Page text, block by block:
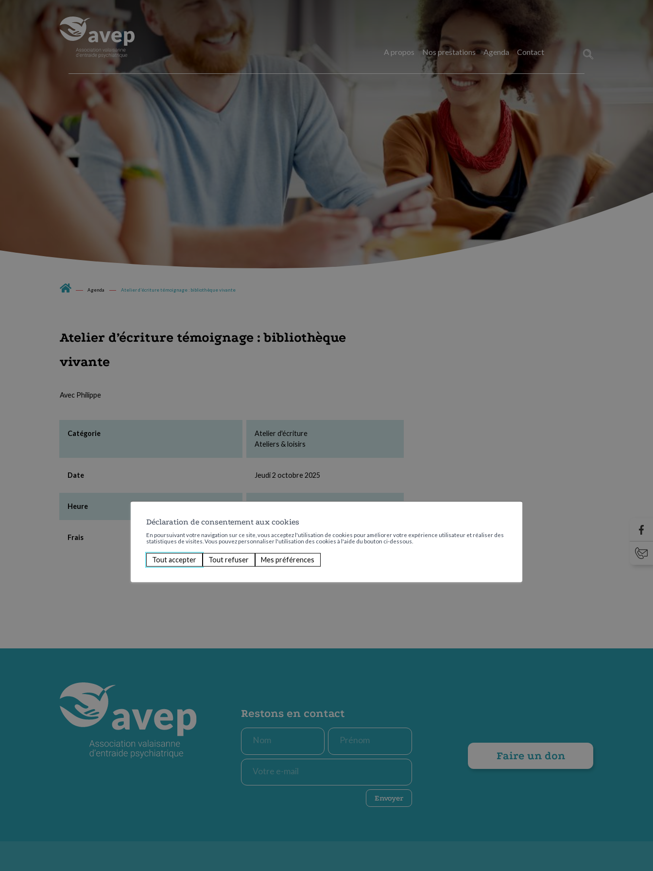
A propos Nos prestations Agenda Contact
Rechercher :
Agenda Atelier d’écriture témoignage : bibliothèque vivante
Atelier d’écriture témoignage : bibliothèque
vivante
Avec Philippe
Catégorie
Atelier d'écriture
Ateliers & loisirs
Date Jeudi 2 octobre 2025
Heure
Frais Aucun
Restons en contact
Nom Prénom
E-
mail
*
Envoyer
Faire un don
Déclaration de consentement aux cookies
En poursuivant votre navigation sur ce site, vous acceptez l'utilisation de cookies pour améliorer votre expérience utilisateur et réaliser des
statistiques de visites. Vous pouvez personnaliser l'utilisation des cookies à l'aide du bouton ci-dessous.
Tout accepter Tout refuser Mes préférences